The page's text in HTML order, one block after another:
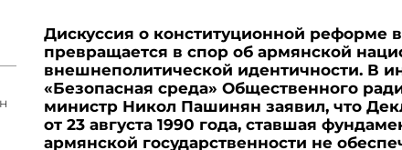
Дискуссия о конституционной реформе
превращается в спор об армянской
внешнеполитической идентичности. В
«Безопасная среда» Общественного
министр Никол Пашинян заявил, что
от 23 августа 1990 года, ставшая
армянской государственности не